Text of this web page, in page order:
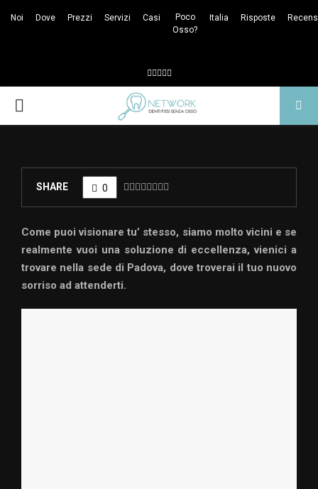
Noi Dove Prezzi Servizi Casi
Poco
Osso?
Italia Risposte
Facebook
Twitter
Tumblr
Youtube
Whatsapp
PRIMARY
SHARE 0
Come puoi visionare tu’ stesso, siamo molto vicini e se
realmente vuoi una soluzione di eccellenza, vienici a
trovare nella sede di Padova, dove troverai il tuo nuovo
sorriso ad attenderti.